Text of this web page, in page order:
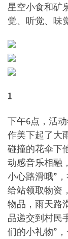
星空小食和矿
觉、听觉、味
1
下午6点，活
作美下起了大
碰撞的花伞下
动感音乐相融
小心路滑哦”
给站领取物资
物品，雨天路
品递交到村民
们的小礼物”